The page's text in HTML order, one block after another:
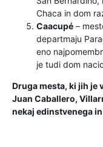
Chaca in dom
Caacupé –
departmaju
eno
je tudi dom
Druga mesta, ki jih je
Juan Caballero,
nekaj edinstvenega